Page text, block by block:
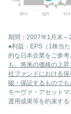
期間：2007年1月末
●利益：EPS（1株当
的な日本企業をご参
も、将来の価格の上
社ファンドにおける
唆・保証するものでも
モーヴァ・アセット
運用成果等を約束する